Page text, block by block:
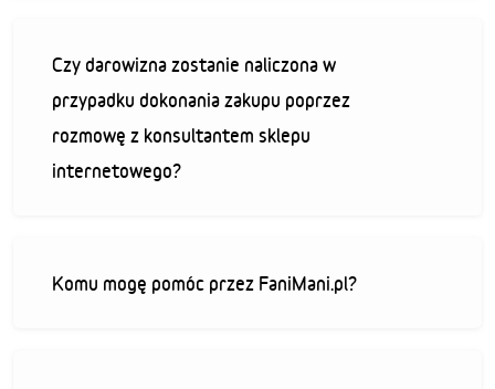
Czy darowizna zostanie naliczona w
przypadku dokonania zakupu poprzez
rozmowę z konsultantem sklepu
internetowego?
Komu mogę pomóc przez FaniMani.pl?